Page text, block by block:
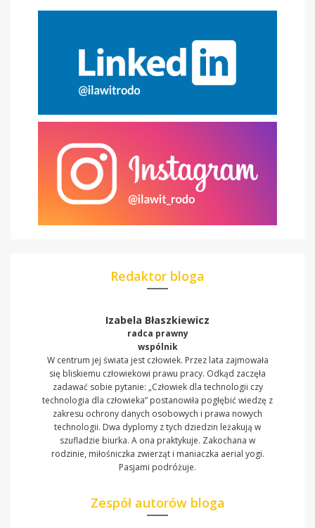
Redaktor bloga
Izabela Błaszkiewicz
radca prawny
wspólnik
W centrum jej świata jest człowiek. Przez lata zajmowała
się bliskiemu człowiekowi prawu pracy. Odkąd zaczęła
zadawać sobie pytanie: „Człowiek dla technologii czy
technologia dla człowieka” postanowiła pogłębić wiedzę z
zakresu ochrony danych osobowych i prawa nowych
technologii. Dwa dyplomy z tych dziedzin leżakują w
szufladzie biurka. A ona praktykuje. Zakochana w
rodzinie, miłośniczka zwierząt i maniaczka aerial yogi.
Pasjami podróżuje.
Zespół autorów bloga